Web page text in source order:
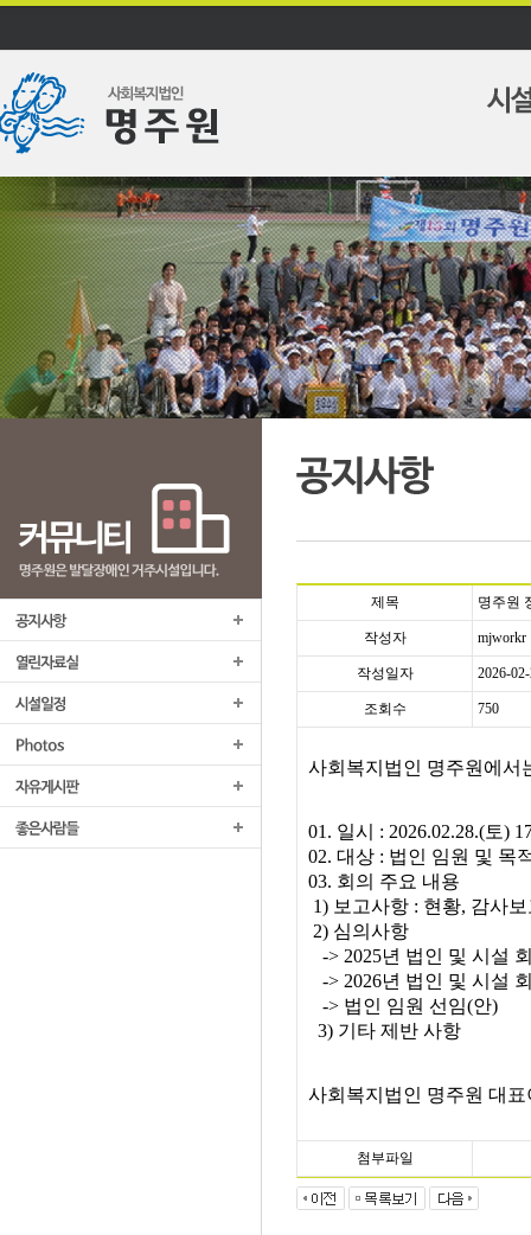
제목 명주원
작성자 mjworkr
작성일자 2026-
조회수 750
사회복지법인 명주원에서
01. 일시 : 2026.02.28.(토)
02. 대상 : 법인 임원 및 목
03. 회의 주요 내용
1) 보고사항 : 현황, 감사
2) 심의사항
-> 2025년 법인 및 시설
-> 2026년 법인 및 시설
-> 법인 임원 선임(안)
3) 기타 제반 사항
사회복지법인 명주원 대표
첨부파일